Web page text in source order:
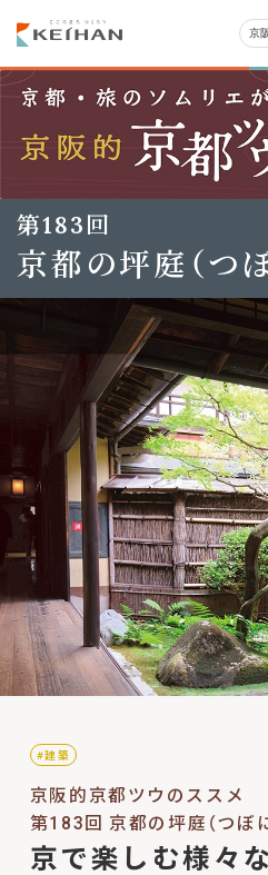
京
第183回
京都の坪庭（つ
#建築
京阪的京都ツウのススメ
第183回 京都の坪庭（つぼ
京で楽しむ様々